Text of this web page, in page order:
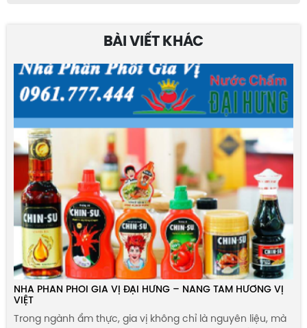
BÀI VIẾT KHÁC
NHÀ PHÂN PHỐI GIA VỊ ĐẠI HƯNG – NÂNG TẦM HƯƠNG VỊ
VIỆT
Trong ngành ẩm thực, gia vị không chỉ là nguyên liệu, mà